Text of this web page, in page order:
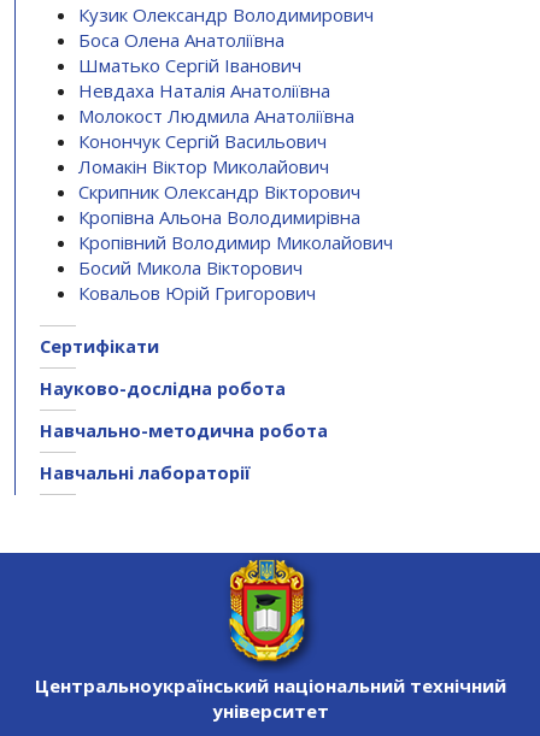
Кузик Олександр Володимирович
Боса Олена Анатоліївна
Шматько Сергій Іванович
Невдаха Наталія Анатоліївна
Молокост Людмила Анатоліївна
Конончук Сергій Васильович
Ломакін Віктор Миколайович
Скрипник Олександр Вікторович
Кропівна Альона Володимирівна
Кропівний Володимир Миколайович
Босий Микола Вікторович
Ковальов Юрій Григорович
Сертифікати
Науково-дослідна робота
Навчально-методична робота
Навчальні лабораторії
Центральноукраїнський національний технічний
університет